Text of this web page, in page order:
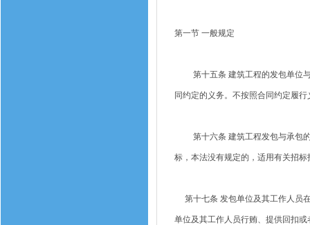
第一节 一般规定
第十五条 建筑工程的发包单位与
同约定的义务。不按照合同约定履
第十六条 建筑工程发包与承包的
标，本法没有规定的，适用有关招标
第十七条 发包单位及其工作人员
单位及其工作人员行贿、提供回扣